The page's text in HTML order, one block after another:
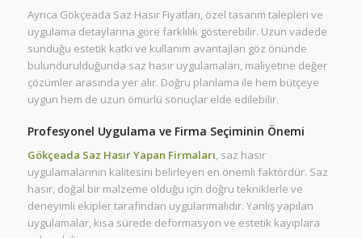
Ayrıca Gökçeada Saz Hasır Fiyatları, özel tasarım talepleri ve
uygulama detaylarına göre farklılık gösterebilir. Uzun vadede
sunduğu estetik katkı ve kullanım avantajları göz önünde
bulundurulduğunda saz hasır uygulamaları, maliyetine değer
çözümler arasında yer alır. Doğru planlama ile hem bütçeye
uygun hem de uzun ömürlü sonuçlar elde edilebilir.
Profesyonel Uygulama ve Firma Seçiminin Önemi
Gökçeada Saz Hasır Yapan Firmaları , saz hasır
uygulamalarının kalitesini belirleyen en önemli faktördür. Saz
hasır, doğal bir malzeme olduğu için doğru tekniklerle ve
deneyimli ekipler tarafından uygulanmalıdır. Yanlış yapılan
uygulamalar, kısa sürede deformasyon ve estetik kayıplara